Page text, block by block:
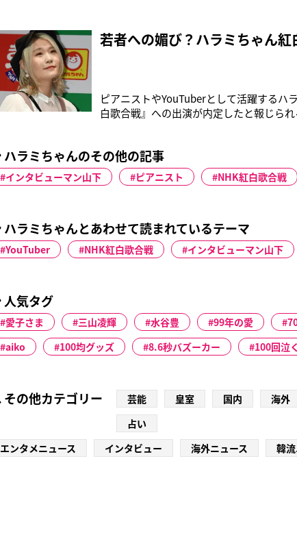
とのコラボも多く、『徹子の部屋』（テ
笑顔が素敵な彼
若者への媚び？ハラミちゃん
ピアニストやYouTuberとして活躍するハ
白歌合戦』への出演が内定したと報じら
との共演や、視聴者から寄せられたリク
ストリートピアノを演奏す
ハラミちゃんのその他の記事
インタビューマン山下 ピアニスト NHK紅白歌合戦
ハラミちゃんとあわせて読まれているテーマ
YouTuber NHK紅白歌合戦 インタビューマン山下
人気タグ
愛子さま 三山凌輝 水谷豊 99年の愛
aiko
100均グッズ 8.6秒バズーカー 100回泣
その他カテゴリー 芸能 皇室 国内 海外
占い
エンタメニュース
インタビュー 海外ニュース 韓